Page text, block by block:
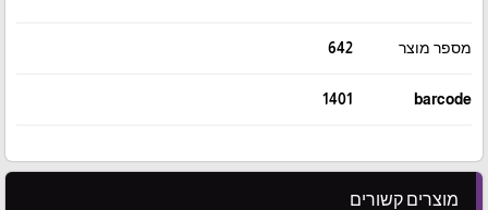
מספר מוצר 642
barcode
1401
מוצרים קשורים